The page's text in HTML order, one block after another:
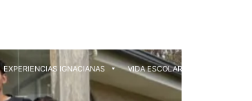
EXPERIENCIAS IGNACIANAS VIDA ESCOLAR